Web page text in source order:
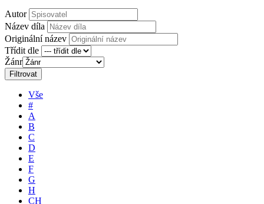
Autor
Název díla
Originální název
Třídit dle
Žánr
Filtrovat
Vše
#
A
B
C
D
E
F
G
H
CH